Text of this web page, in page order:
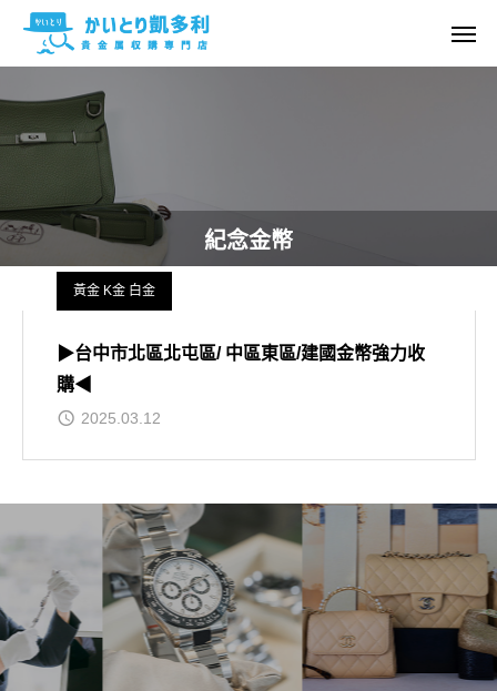
紀念金幣
黃金 K金 白金
▶台中市北區北屯區/ 中區東區/建國金幣強力收
購◀
2025.03.12